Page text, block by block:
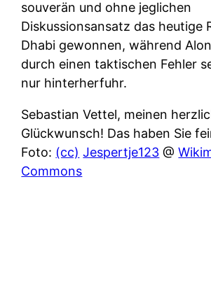
souverän und ohne jeglichen
Diskussionsansatz das heutige
Dhabi gewonnen, während
durch einen taktischen Fehler
nur hinterherfuhr.
Sebastian Vettel, meinen
Glückwunsch! Das haben Sie
Foto: (cc) Jespertje123 @
Commons